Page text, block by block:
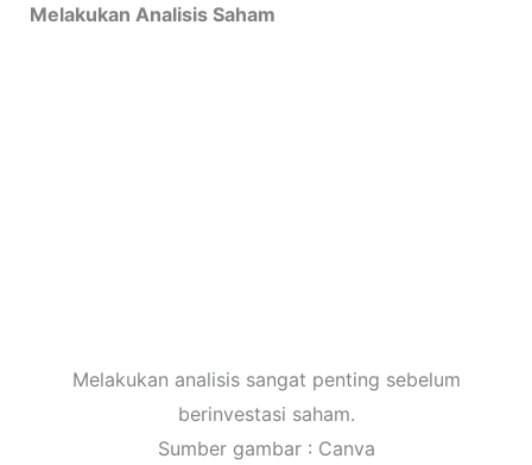
Melakukan Analisis Saham
Melakukan analisis sangat penting sebelum
berinvestasi saham.
Sumber gambar : Canva